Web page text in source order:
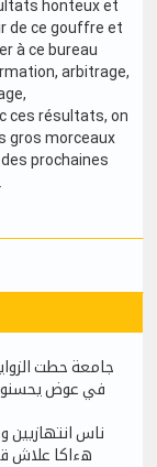
honteux et
de ce gouffre et
à ce bureau
arbitrage,
ces résultats, on
gros morceaux
prochaines
جامعة حطت
في عوض
ناس
هءاكا علاش